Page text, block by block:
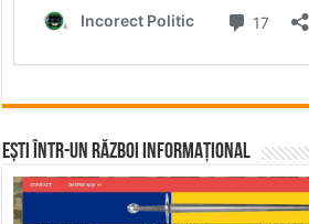
Ești într-un RĂZBOI INFORMAȚIONAL